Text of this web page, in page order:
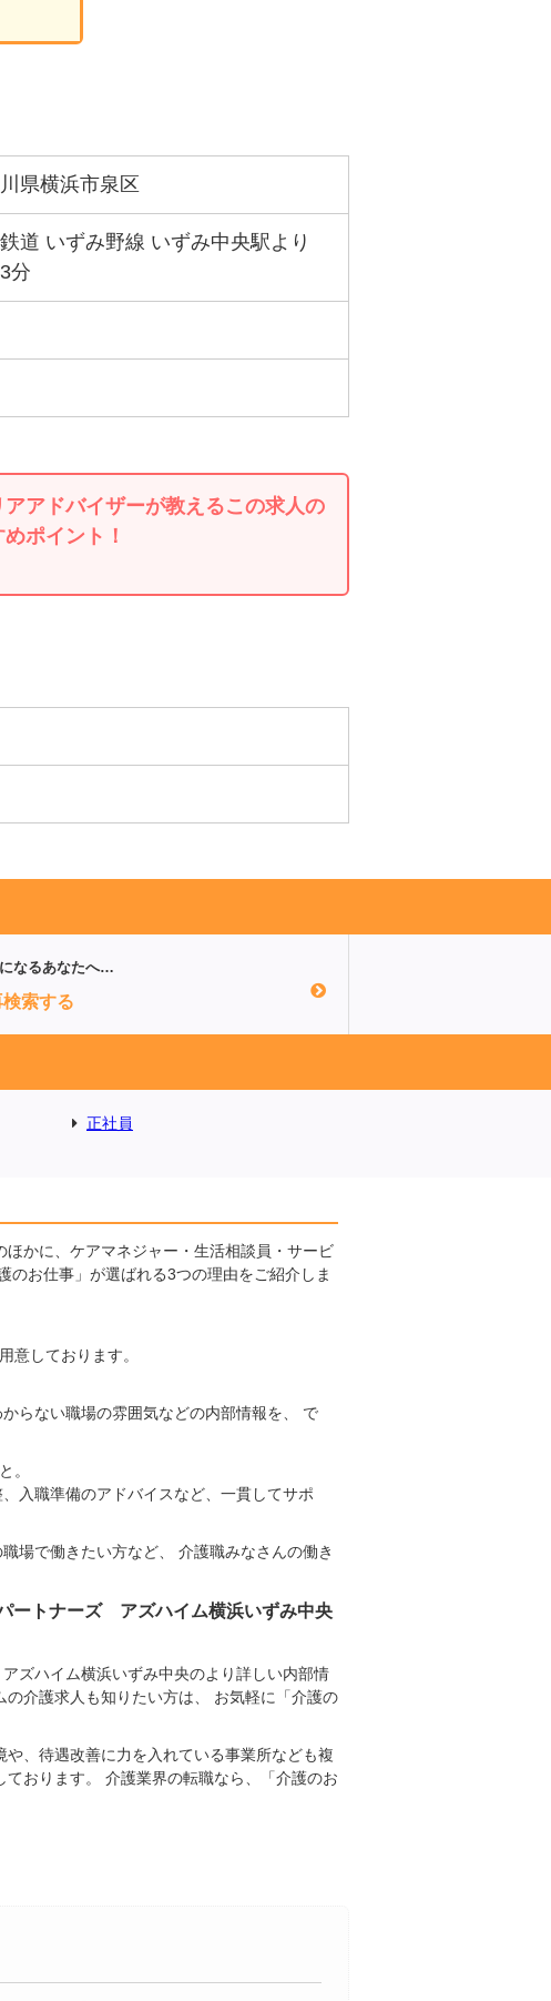
県横浜市泉区
道 いずみ野線 いずみ中央駅より
分
アアドバイザーが教えるこの求人の
ポイント！
なるあなたへ…
索する
正社員
かに、ケアマネジャー・生活相談員・サービ
のお仕事」が選ばれる3つの理由をご紹介しま
意しております。
らない職場の雰囲気などの内部情報を、 で
。
入職準備のアドバイスなど、一貫してサポ
場で働きたい方など、 介護職みなさんの働き
ートナーズ アズハイム横浜いずみ中央
ズハイム横浜いずみ中央のより詳しい内部情
介護求人も知りたい方は、 お気軽に「介護の
、待遇改善に力を入れている事業所なども複
おります。 介護業界の転職なら、「介護のお